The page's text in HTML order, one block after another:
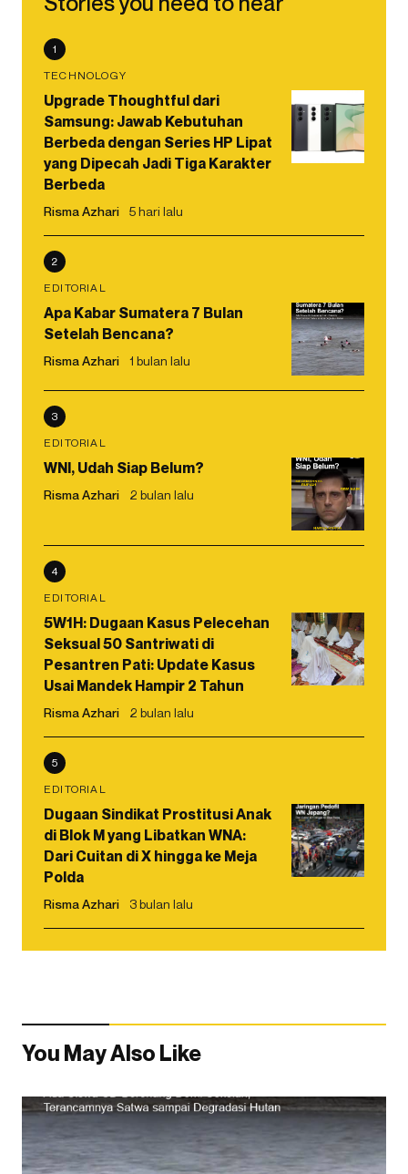
1
TECHNOLOGY
Upgrade Thoughtful dari
Samsung: Jawab Kebutuhan
Berbeda dengan Series HP Lipat
yang Dipecah Jadi Tiga Karakter
Berbeda
Risma Azhari 5 hari lalu
2
EDITORIAL
Apa Kabar Sumatera 7 Bulan
Setelah Bencana?
Risma Azhari 1 bulan lalu
3
EDITORIAL
WNI, Udah Siap Belum?
Risma Azhari 2 bulan lalu
4
EDITORIAL
5W1H: Dugaan Kasus Pelecehan
Seksual 50 Santriwati di
Pesantren Pati: Update Kasus
Usai Mandek Hampir 2 Tahun
Risma Azhari 2 bulan lalu
5
EDITORIAL
Dugaan Sindikat Prostitusi Anak
di Blok M yang Libatkan WNA:
Dari Cuitan di X hingga ke Meja
Polda
Risma Azhari 3 bulan lalu
You May Also Like